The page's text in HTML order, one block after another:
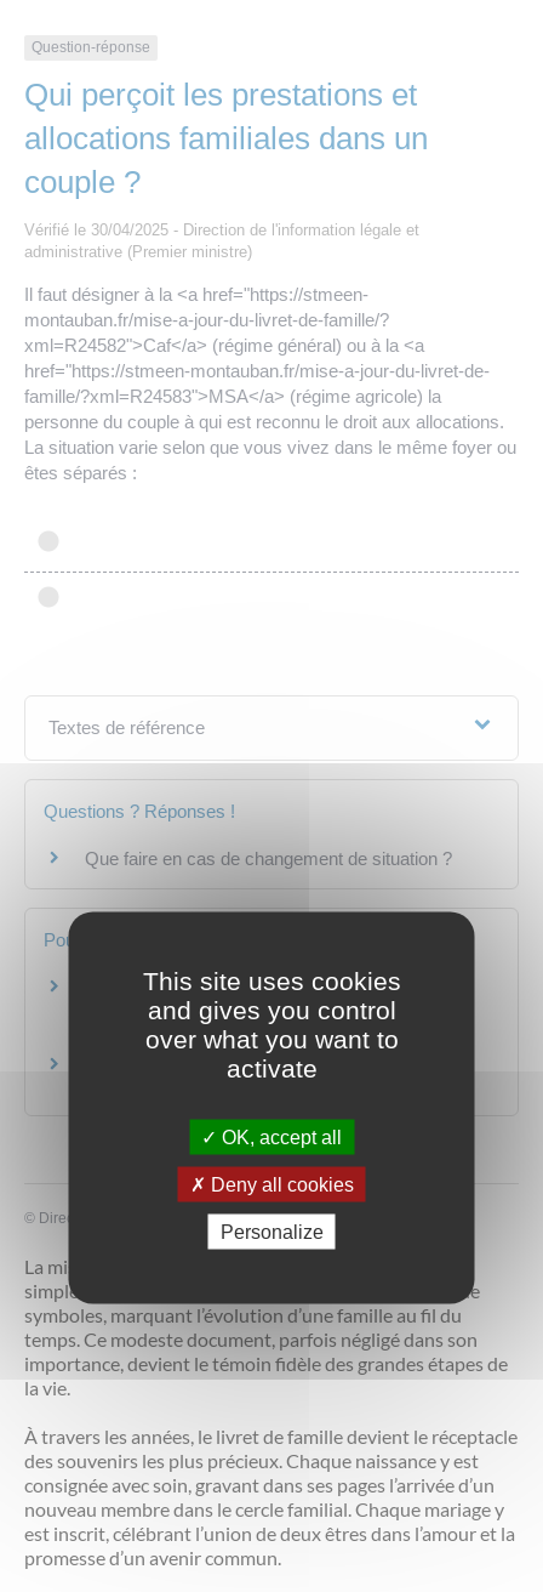
Travaux
Numérique
Annuaire de contacts
Nos publications
Question-réponse
Qui perçoit les prestations et
allocations familiales dans un
couple ?
Vérifié le 30/04/2025 - Direction de l'information légale et
administrative (Premier ministre)
Il faut désigner à la <a href="https://stmeen-
montauban.fr/mise-a-jour-du-livret-de-famille/?
xml=R24582">Caf</a> (régime général) ou à la <a
href="https://stmeen-montauban.fr/mise-a-jour-du-livret-de-
famille/?xml=R24583">MSA</a> (régime agricole) la
personne du couple à qui est reconnu le droit aux allocations.
La situation varie selon que vous vivez dans le même foyer ou
êtes séparés :
Textes de référence
Questions ? Réponses !
Que faire en cas de changement de situation ?
Pour en savoir plus
Ce que vous devez faire en cas de séparation
Caisse nationale des allocations familiales (Cnaf)
Je me mets en couple, je me sépare (MSA)
© Direction de l'information légale et administrative
La mise à jour du livret de famille est bien plus qu’une
simple formalité administrative ; c’est un acte chargé de
symboles, marquant l’évolution d’une famille au fil du
temps. Ce modeste document, parfois négligé dans son
importance, devient le témoin fidèle des grandes étapes de
la vie.
À travers les années, le livret de famille devient le réceptacle
des souvenirs les plus précieux. Chaque naissance y est
consignée avec soin, gravant dans ses pages l’arrivée d’un
nouveau membre dans le cercle familial. Chaque mariage y
est inscrit, célébrant l’union de deux êtres dans l’amour et la
promesse d’un avenir commun.
This site uses cookies
and gives you control
over what you want to
activate
OK, accept all
Deny all cookies
Personalize